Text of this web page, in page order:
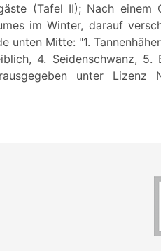
(Tafel II); Nach
im Winter, darauf
unten Mitte: "1.
4. Seidenschwanz,
unter Lizenz